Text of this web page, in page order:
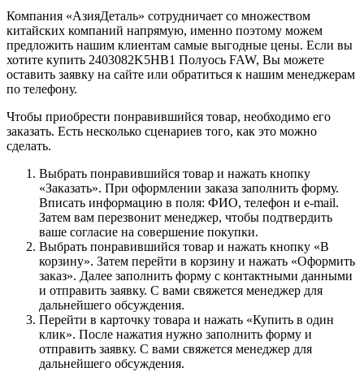
Компания «АзияДеталь» сотрудничает со множеством
китайских компаний напрямую, именно поэтому можем
предложить нашим клиентам самые выгодные цены. Если вы
хотите купить 2403082K5HB1 Полуось FAW, Вы можете
оставить заявку на сайте или обратиться к нашим менеджерам
по телефону.
Чтобы приобрести понравившийся товар, необходимо его
заказать. Есть несколько сценариев того, как это можно
сделать.
Выбрать понравившийся товар и нажать кнопку
«Заказать». При оформлении заказа заполнить форму.
Вписать информацию в поля: ФИО, телефон и e-mail.
Затем вам перезвонит менеджер, чтобы подтвердить
ваше согласие на совершение покупки.
Выбрать понравившийся товар и нажать кнопку «В
корзину». Затем перейти в корзину и нажать «Оформить
заказ». Далее заполнить форму с контактными данными
и отправить заявку. С вами свяжется менеджер для
дальнейшего обсуждения.
Перейти в карточку товара и нажать «Купить в один
клик». После нажатия нужно заполнить форму и
отправить заявку. С вами свяжется менеджер для
дальнейшего обсуждения.